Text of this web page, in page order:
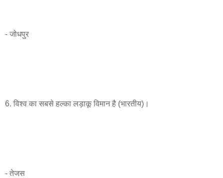
- जोधपुर
6. विश्व का सबसे हल्का लड़ाकू विमान है (भारतीय)।
- तेजस